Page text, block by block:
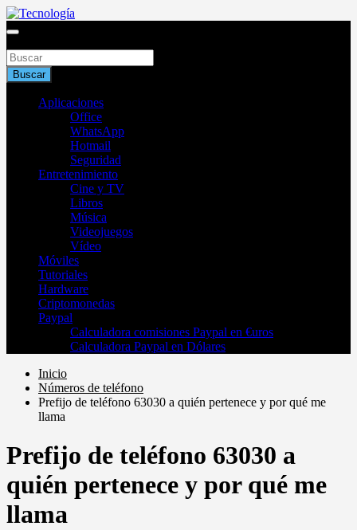
Saltar
al
Tecnología
Buscar
Aplicaciones
Office
WhatsApp
Hotmail
Seguridad
Entretenimiento
Cine y TV
Libros
Música
Videojuegos
Vídeo
Móviles
Tutoriales
Hardware
Criptomonedas
Paypal
Calculadora comisiones Paypal en €uros
Calculadora Paypal en Dólares
Inicio
Números de teléfono
Prefijo de teléfono 63030 a quién pertenece y por qué me
llama
Prefijo de teléfono 63030 a
quién pertenece y por qué me
llama